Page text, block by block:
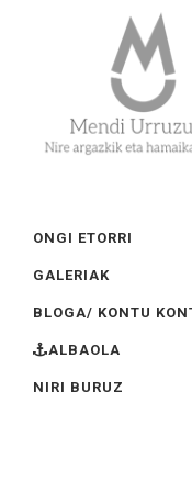
ONGI ETORRI
GALERIAK
BLOGA/ KONTU
ALBAOLA
NIRI BURUZ